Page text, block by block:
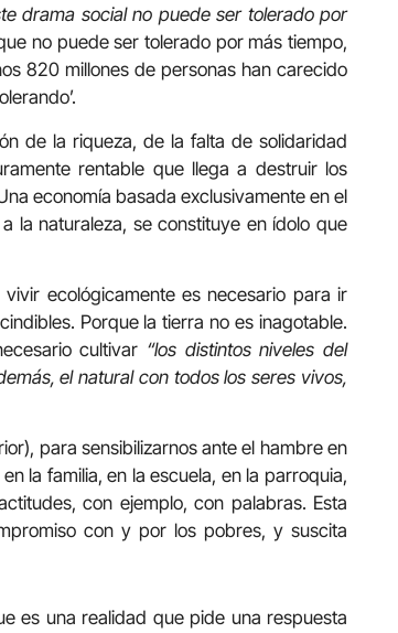
drama social no puede ser tolerado por
no puede ser tolerado por más tiempo,
820 millones de personas han carecido
de la riqueza, de la falta de solidaridad
rentable que llega a destruir los
economía basada exclusivamente en el
la naturaleza, se constituye en ídolo que
ecológicamente es necesario para ir
Porque la tierra no es inagotable.
cultivar “los distintos niveles del
el natural con todos los seres vivos,
para sensibilizarnos ante el hambre en
la familia, en la escuela, en la parroquia,
con ejemplo, con palabras. Esta
con y por los pobres, y suscita
es una realidad que pide una respuesta